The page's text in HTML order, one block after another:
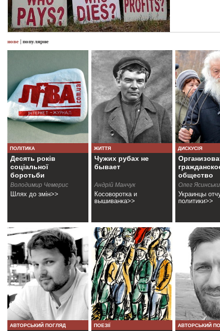
нове | популярне
ПОЛІТИКА
Десять років
соціальної
боротьби
Володимир Чемерис
Шлях до змін>>
ЖИТТЯ
Чужих рубах не
бывает
Андрiй Манчук
Косоворотка и
вышиванка>>
ДИСКУСІЯ
общество
Олег
Украинцы
политики>>
АВТОРСЬКИЙ ПОГЛЯД ПОЕЗІЇ АВТОРСЬКИЙ